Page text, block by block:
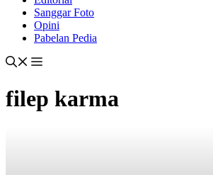
Sanggar Foto
Opini
Pabelan Pedia
filep karma